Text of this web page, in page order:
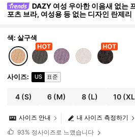
DAZY 여성 우아한 이음새 없는
포츠 브라, 여성용 등 없는 디자인 란제리
색: 살구색
사이즈: US 표준
4 (S) 6 (M) 8(L) 10
내 사이즈 측정하기
사이즈 안내
93% 정사이즈로 느꼈습니다